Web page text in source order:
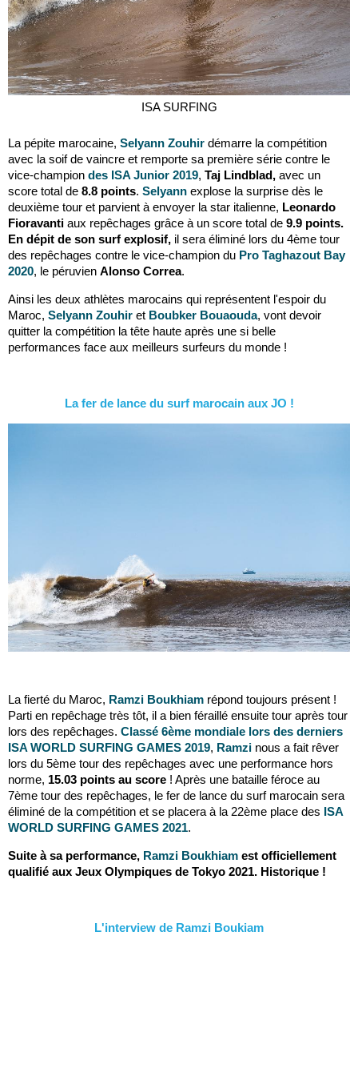
ISA SURFING
La pépite marocaine, Selyann Zouhir démarre la compétition
avec la soif de vaincre et remporte sa première série contre le
vice-champion des ISA Junior 2019, Taj Lindblad, avec un
score total de 8.8 points. Selyann explose la surprise dès le
deuxième tour et parvient à envoyer la star italienne, Leonardo
Fioravanti aux repêchages grâce à un score total de 9.9 points.
En dépit de son surf explosif, il sera éliminé lors du 4ème tour
des repêchages contre le vice-champion du Pro Taghazout Bay
2020, le péruvien Alonso Correa.
Ainsi les deux athlètes marocains qui représentent l'espoir du
Maroc, Selyann Zouhir et Boubker Bouaouda, vont devoir
quitter la compétition la tête haute après une si belle
performances face aux meilleurs surfeurs du monde !
La fer de lance du surf marocain aux JO !
La fierté du Maroc, Ramzi Boukhiam répond toujours présent !
Parti en repêchage très tôt, il a bien féraillé ensuite tour après tour
lors des repêchages. Classé 6ème mondiale lors des derniers
ISA WORLD SURFING GAMES 2019, Ramzi nous a fait rêver
lors du 5ème tour des repêchages avec une performance hors
norme, 15.03 points au score ! Après une bataille féroce au
7ème tour des repêchages, le fer de lance du surf marocain sera
éliminé de la compétition et se placera à la 22ème place des ISA
WORLD SURFING GAMES 2021.
Suite à sa performance, Ramzi Boukhiam est officiellement
qualifié aux Jeux Olympiques de Tokyo 2021. Historique !
L'interview de Ramzi Boukiam